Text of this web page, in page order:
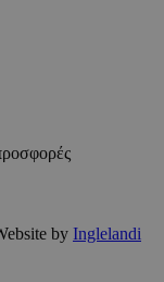
by Inglelandi